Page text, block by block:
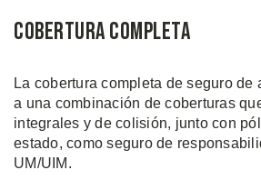
Cobertura Completa
La cobertura completa de seguro de
a una combinación de coberturas
integrales y de colisión, junto con
estado, como seguro de
UM/UIM.